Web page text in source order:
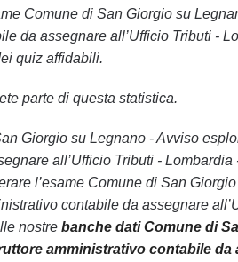
Comune di San Giorgio su
da assegnare all’Ufficio Tributi -
quiz affidabili.
parte di questa statistica.
Giorgio su Legnano - Avviso
all’Ufficio Tributi -
l’esame Comune di San
contabile da assegnare
nostre banche dati Comune di
amministrativo contabile